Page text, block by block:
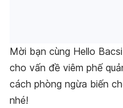
Mời bạn cùng Hello
cho vấn đề viêm phế
cách phòng ngừa biến
nhé!